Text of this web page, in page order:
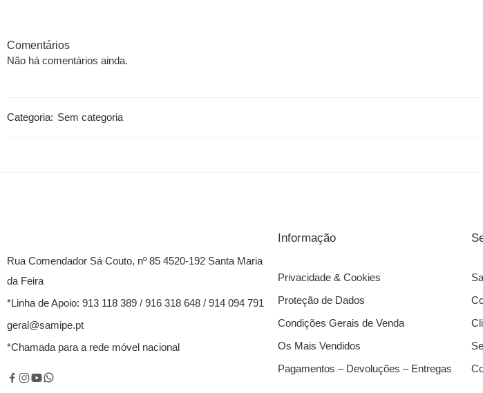
Comentários
Não há comentários ainda.
Categoria: Sem categoria
Rua Comendador Sá Couto, nº 85 4520-192 Santa Maria
da Feira
*Linha de Apoio: 913 118 389 / 916 318 648 / 914 094 791
geral@samipe.pt
*Chamada para a rede móvel nacional
Informação
Privacidade & Cookies
Proteção de Dados
Condições Gerais de Venda
Os Mais Vendidos
Pagamentos – Devoluções – Entregas